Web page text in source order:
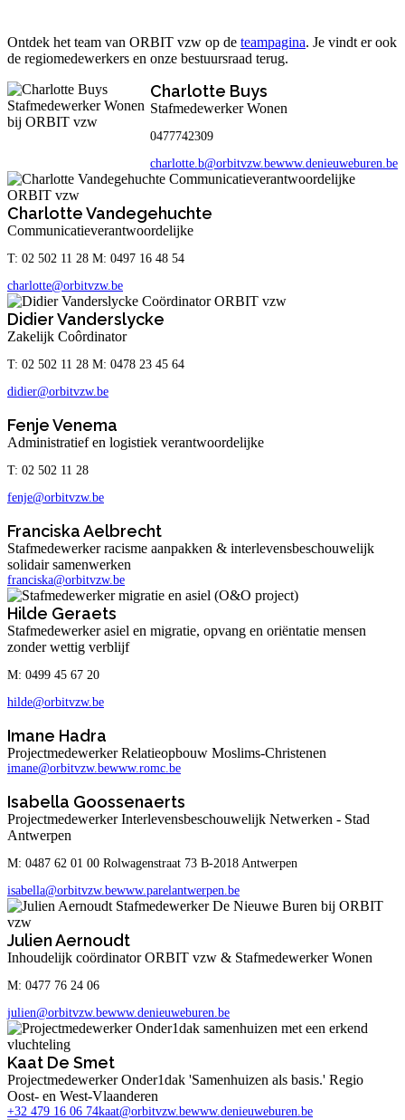
Ontdek het team van ORBIT vzw op de teampagina. Je vindt er ook
de regiomedewerkers en onze bestuursraad terug.
Charlotte Buys
Stafmedewerker Wonen
0477742309
charlotte.b@orbitvzw.bewww.denieuweburen.be
Charlotte Vandegehuchte
Communicatieverantwoordelijke
T: 02 502 11 28 M: 0497 16 48 54
charlotte@orbitvzw.be
Didier Vanderslycke
Zakelijk Coôrdinator
T: 02 502 11 28 M: 0478 23 45 64
didier@orbitvzw.be
Fenje Venema
Administratief en logistiek verantwoordelijke
T: 02 502 11 28
fenje@orbitvzw.be
Franciska Aelbrecht
Stafmedewerker racisme aanpakken & interlevensbeschouwelijk
solidair samenwerken
franciska@orbitvzw.be
Hilde Geraets
Stafmedewerker asiel en migratie, opvang en oriëntatie mensen
zonder wettig verblijf
M: 0499 45 67 20
hilde@orbitvzw.be
Imane Hadra
Projectmedewerker Relatieopbouw Moslims-Christenen
imane@orbitvzw.bewww.romc.be
Isabella Goossenaerts
Projectmedewerker Interlevensbeschouwelijk Netwerken - Stad
Antwerpen
M: 0487 62 01 00 Rolwagenstraat 73 B-2018 Antwerpen
isabella@orbitvzw.bewww.parelantwerpen.be
Julien Aernoudt
Inhoudelijk coördinator ORBIT vzw & Stafmedewerker Wonen
M: 0477 76 24 06
julien@orbitvzw.bewww.denieuweburen.be
Kaat De Smet
Projectmedewerker Onder1dak 'Samenhuizen als basis.' Regio
Oost- en West-Vlaanderen
+32 479 16 06 74kaat@orbitvzw.bewww.denieuweburen.be